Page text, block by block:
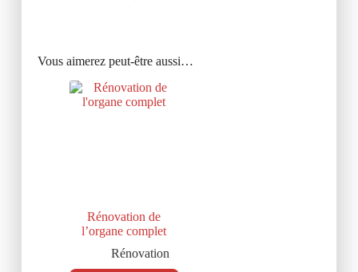
Vous aimerez peut-être aussi…
Rénovation de
l’organe complet
Rénovation